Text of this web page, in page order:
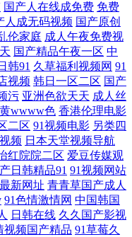
色图 精品亚洲一区二区不卡
满少妇 精品2023露脸国产
费观看 www俺去色色 三年
在线 2018电影天堂 另类图
线观看 无套内谢少妇毛片A
国产在线 母亲5免费高清
现 亚洲欧美日韩国产综 国
国产人在线成免费 免费
人成无码视频 国产原创
伦家庭 成人午夜免费视
国产精品午夜一区 中
韩91 久草福利视频网 91
视频 韩日一区二区 国产
污 亚洲色欲天天 成人丝
黄wwww色 香港伦理电影
二区 91视频电影 另类四
频 日本天堂视频导航
红院院二区 爱豆传媒观
日韩精品91 91视频网站
新网址 青青草国产成人
91色情激情网 中国韩国
日韩在线 久久国产影视
视频国产精品 91草莓久